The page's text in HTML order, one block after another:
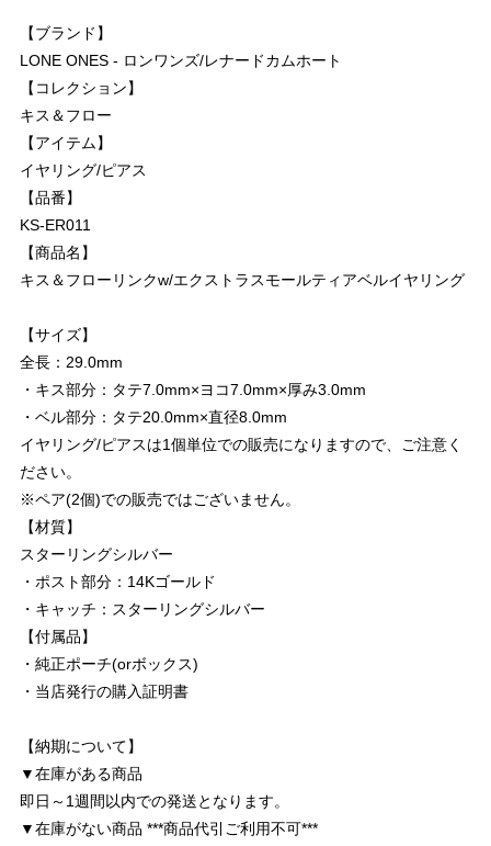
【ブランド】
LONE ONES - ロンワンズ/レナードカムホート
【コレクション】
キス＆フロー
【アイテム】
イヤリング/ピアス
【品番】
KS-ER011
【商品名】
キス＆フローリンクw/エクストラスモールティアベルイヤリング
【サイズ】
全長：29.0mm
・キス部分：タテ7.0mm×ヨコ7.0mm×厚み3.0mm
・ベル部分：タテ20.0mm×直径8.0mm
イヤリング/ピアスは1個単位での販売になりますので、ご注意く
ださい。
※ペア(2個)での販売ではございません。
【材質】
スターリングシルバー
・ポスト部分：14Kゴールド
・キャッチ：スターリングシルバー
【付属品】
・純正ポーチ(orボックス)
・当店発行の購入証明書
【納期について】
▼在庫がある商品
即日～1週間以内での発送となります。
▼在庫がない商品 ***商品代引ご利用不可***